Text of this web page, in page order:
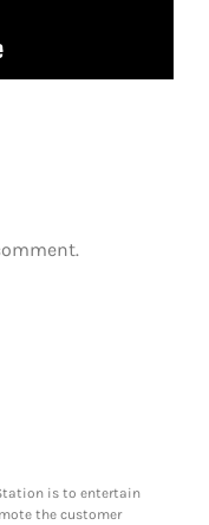
is to entertain
the customer